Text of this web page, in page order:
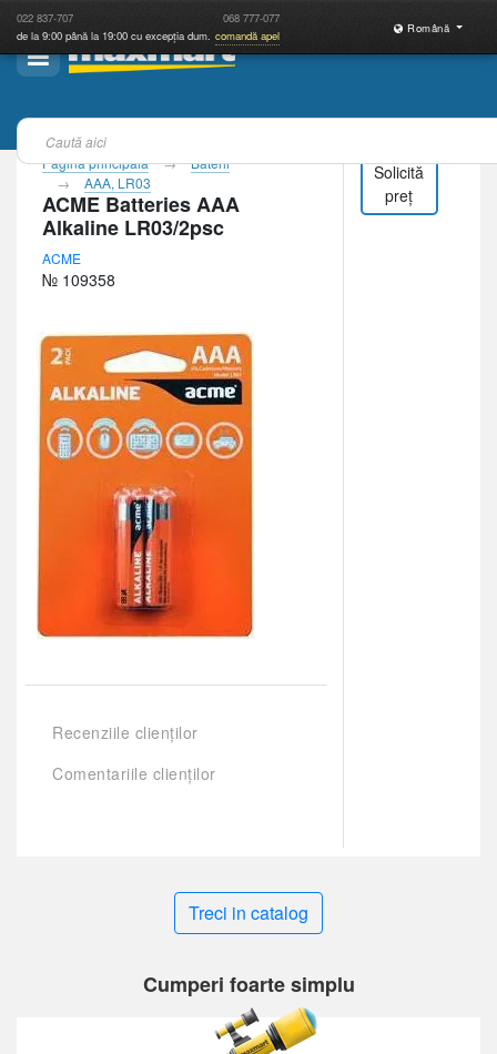
022 837-707 068 777-077
de la 9:00 până la 19:00 cu excepția dum. comandă apel
Română
Pagina principală
Baterii
AAA, LR03
ACME Batteries AAA
Alkaline LR03/2psc
ACME
№ 109358
Recenziile clienților
Comentariile clienților
Solicită
preț
Treci in catalog
Cumperi foarte simplu